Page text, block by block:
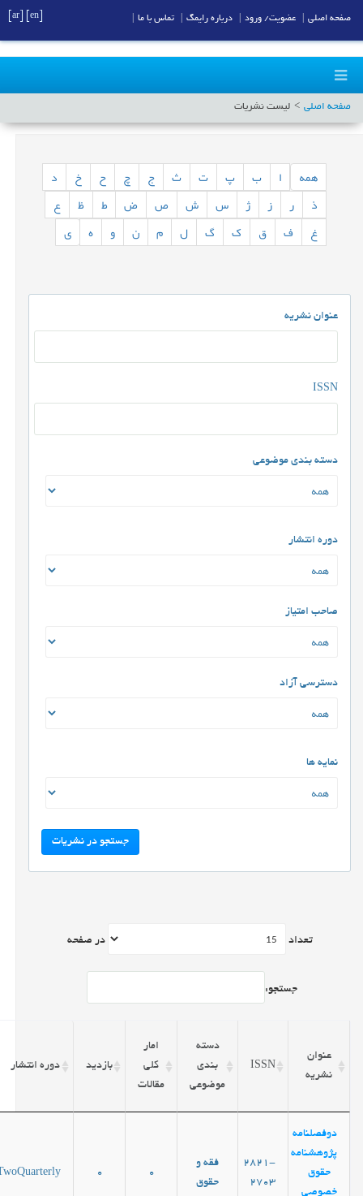
صفحه اصلی لیست نشریات
همه ب پ ت ث ج چ ح خ
د
ذ
ر ز ژ س ش ص ض ط ظ
ع
غ
ف ق ک گ ل م ن و ه ی
عنوان نشریه
ISSN
دسته بندی موضوعی
دوره انتشار
صاحب امتیاز
دسترسی آزاد
نمایه ها
جستجو در نشریات
تعداد در صفحه
جستجو:
عنوان
نشریه
ISSN
دسته
بندی
موضوعی
امار
کلی
مقالات
بازدید دوره انتشار
دوفصلنامه
پژوهشنامه
حقوق
خصوصی
2821-
2703
فقه و
حقوق
0
0
TwoQuarterly
صفحه اصلی عضویت/ ورود درباره رایمگ تماس با ما